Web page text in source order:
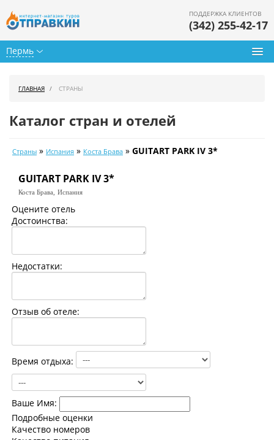
Пермь
ПОДДЕРЖКА КЛИЕНТОВ
(342) 255-42-17
Календарь туров
Цены дня
Страны
ГЛАВНАЯ СТРАНЫ
Каталог стран и отелей
Страны » Испания » Коста Брава » GUITART PARK IV 3*
GUITART PARK IV 3*
Коста Брава, Испания
Оцените отель
Достоинства:
Недостатки:
Отзыв об отеле:
Время отдыха:
Ваше Имя:
Подробные оценки
Качество номеров